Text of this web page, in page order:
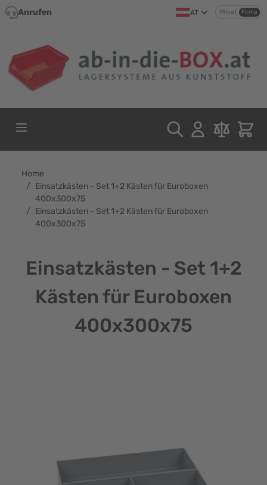
Direkt zum Inhalt
Anrufen AT Privat Firma
Home
/ Einsatzkästen - Set 1+2 Kästen für Euroboxen
400x300x75
/ Einsatzkästen - Set 1+2 Kästen für Euroboxen
400x300x75
Einsatzkästen - Set 1+2
Kästen für Euroboxen
400x300x75